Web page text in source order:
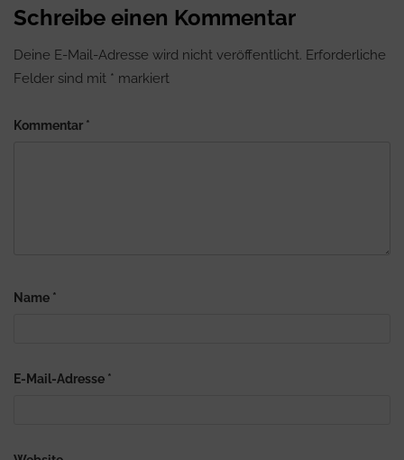
Schreibe einen Kommentar
Deine E-Mail-Adresse wird nicht veröffentlicht. Erforderliche
Felder sind mit * markiert
Kommentar *
Name *
E-Mail-Adresse *